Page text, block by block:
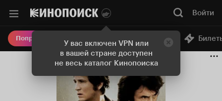
У вас включен VPN или
в вашей стране доступен
не весь каталог Кинопоиска
Войти
Попробовать Плюс Онлайн-кинотеатр